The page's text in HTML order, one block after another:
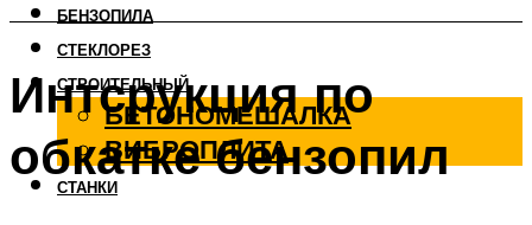
БЕНЗОПИЛА
СТЕКЛОРЕЗ
СТРОИТЕЛЬНЫЙ
БЕТОНОМЕШАЛКА
ВИБРОПЛИТА
СТАНКИ
Интсрукция по
обкатке бензопил